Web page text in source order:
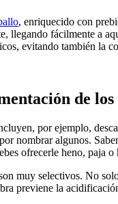
, enriquecido con
llegando fácilmente a
evitando también la
de los
por ejemplo,
nombrar algunos.
ofrecerle heno, paja
muy selectivos. No
previene la